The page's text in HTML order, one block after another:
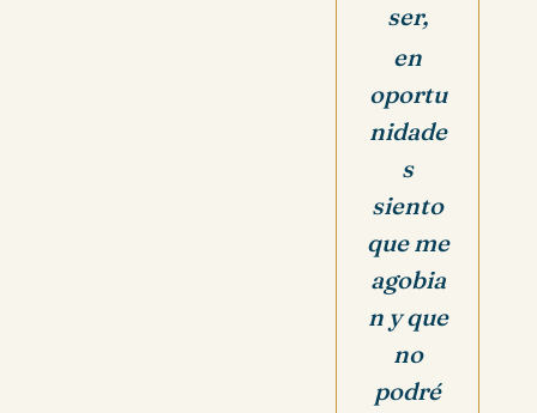
ser,
en
oportu
nidade
s
siento
que me
agobia
n y que
no
podré